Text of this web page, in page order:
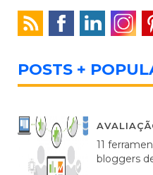
POSTS +
11
bloggers